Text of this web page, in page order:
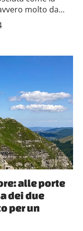
molto da...
alle porte
dei due
per un